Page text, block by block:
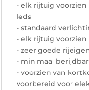
- elk rijtuig
leds
- standaard
- elk rijtuig
- zeer goede
- minimaal
- voorzien van
voorbereid voor